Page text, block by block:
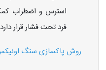
استرس و اضطراب
فرد تحت فشار قرار
روش پاکسازی سنگ